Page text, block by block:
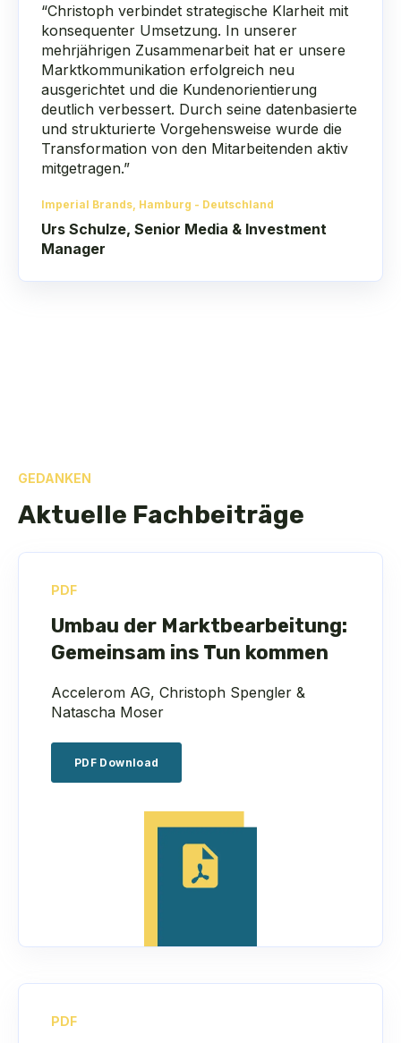
“Christoph verbindet strategische Klarheit mit
konsequenter Umsetzung. In unserer
mehrjährigen Zusammenarbeit hat er unsere
Marktkommunikation erfolgreich neu
ausgerichtet und die Kundenorientierung
deutlich verbessert. Durch seine datenbasierte
und strukturierte Vorgehensweise wurde die
Transformation von den Mitarbeitenden aktiv
mitgetragen.”
Imperial Brands, Hamburg - Deutschland
Urs Schulze, Senior Media & Investment
Manager
GEDANKEN
Aktuelle Fachbeiträge
PDF
Umbau der Marktbearbeitung:
Gemeinsam ins Tun kommen
Accelerom AG, Christoph Spengler &
Natascha Moser
PDF Download
PDF